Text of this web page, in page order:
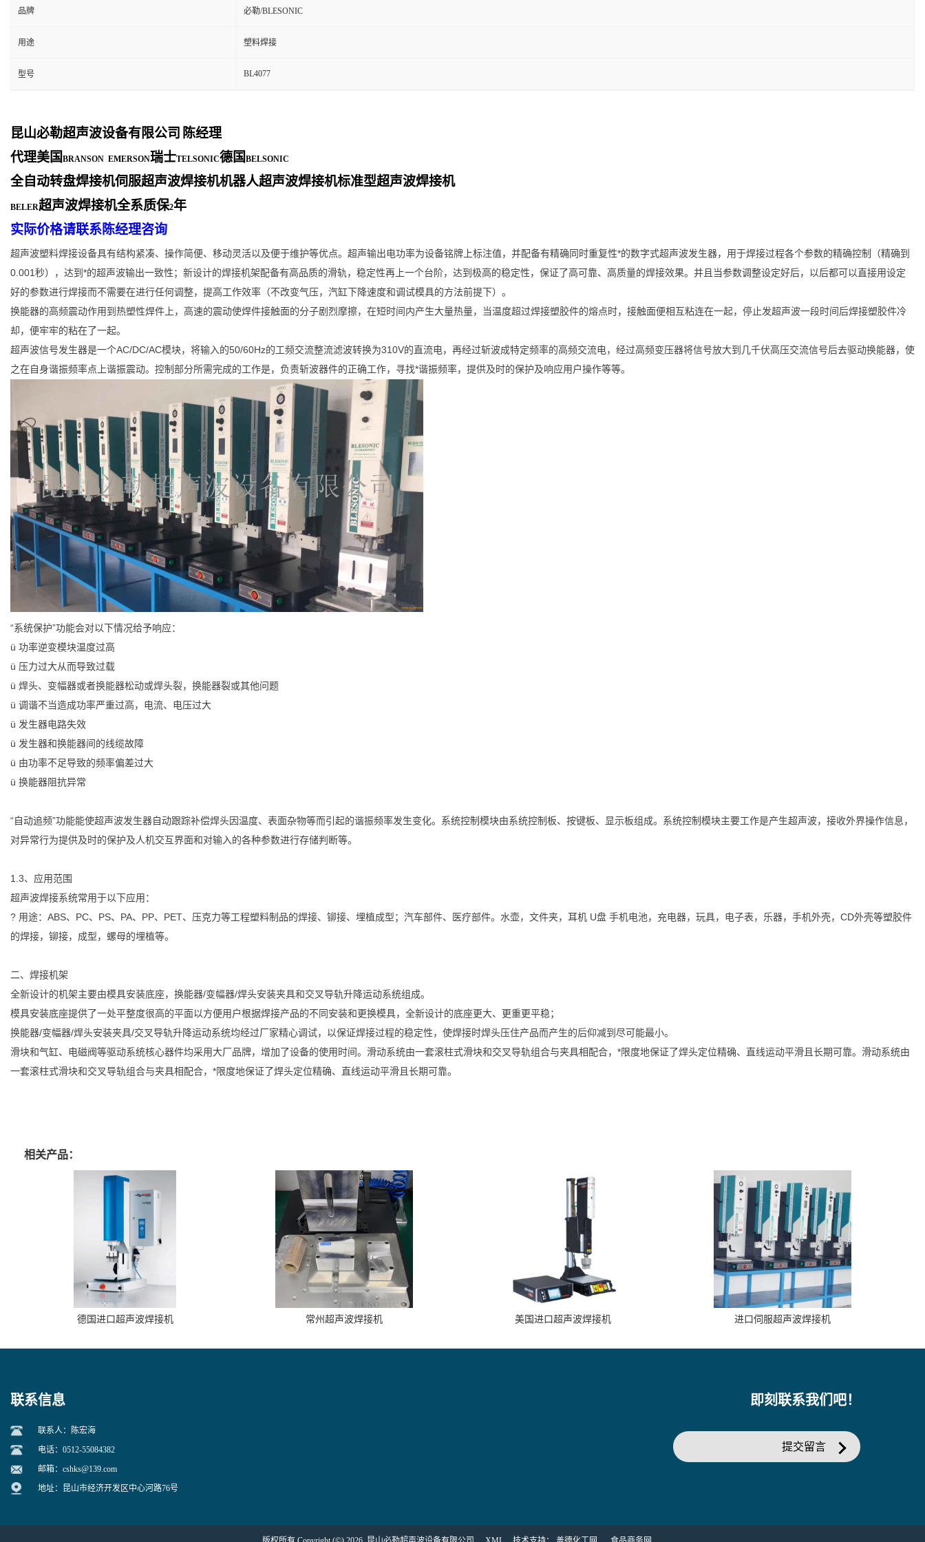
品牌 必勒/BLESONIC
用途 塑料焊接
型号 BL4077
昆山必勒超声波设备有限公司 陈经理
代理美国 BRANSON EMERSON瑞士TELSONIC德国 BELSONIC
全自动转盘焊接机伺服超声波焊接机机器人超声波焊接机标准型超声波焊接机
BELER超声波焊接机全系质保2年
实际价格请联系陈经理咨询
超声波塑料焊接设备具有结构紧凑、操作简便、移动灵活以及便于维护等优点。超声输出电功率为设备铭牌上标注值，并配备有精确同时重复性*的数字式超声波发生器，用于焊接过程各个参数的精确控制（精确到
0.001秒），达到*的超声波输出一致性；新设计的焊接机架配备有高品质的滑轨，稳定性再上一个台阶，达到极高的稳定性，保证了高可靠、高质量的焊接效果。并且当参数调整设定好后，以后都可以直接用设定
好的参数进行焊接而不需要在进行任何调整，提高工作效率（不改变气压，汽缸下降速度和调试模具的方法前提下）。
换能器的高频震动作用到热塑性焊件上，高速的震动使焊件接触面的分子剧烈摩擦，在短时间内产生大量热量，当温度超过焊接塑胶件的熔点时，接触面便相互粘连在一起，停止发超声波一段时间后焊接塑胶件冷
却，便牢牢的粘在了一起。
超声波信号发生器是一个AC/DC/AC模块，将输入的50/60Hz的工频交流整流滤波转换为310V的直流电，再经过斩波成特定频率的高频交流电，经过高频变压器将信号放大到几千伏高压交流信号后去驱动换能器，使
之在自身谐振频率点上谐振震动。控制部分所需完成的工作是，负责斩波器件的正确工作，寻找*谐振频率，提供及时的保护及响应用户操作等等。
“系统保护”功能会对以下情况给予响应：
ü 功率逆变模块温度过高
ü 压力过大从而导致过载
ü 焊头、变幅器或者换能器松动或焊头裂，换能器裂或其他问题
ü 调谐不当造成功率严重过高，电流、电压过大
ü 发生器电路失效
ü 发生器和换能器间的线缆故障
ü 由功率不足导致的频率偏差过大
ü 换能器阻抗异常
“自动追频”功能能使超声波发生器自动跟踪补偿焊头因温度、表面杂物等而引起的谐振频率发生变化。系统控制模块由系统控制板、按键板、显示板组成。系统控制模块主要工作是产生超声波，接收外界操作信息，
对异常行为提供及时的保护及人机交互界面和对输入的各种参数进行存储判断等。
1.3、应用范围
超声波焊接系统常用于以下应用：
? 用途：ABS、PC、PS、PA、PP、PET、压克力等工程塑料制品的焊接、铆接、埋植成型；汽车部件、医疗部件。水壶，文件夹，耳机 U盘 手机电池，充电器，玩具，电子表，乐器，手机外壳，CD外壳等塑胶件
的焊接，铆接，成型，螺母的埋植等。
二、焊接机架
全新设计的机架主要由模具安装底座，换能器/变幅器/焊头安装夹具和交叉导轨升降运动系统组成。
模具安装底座提供了一处平整度很高的平面以方便用户根据焊接产品的不同安装和更换模具，全新设计的底座更大、更重更平稳；
换能器/变幅器/焊头安装夹具/交叉导轨升降运动系统均经过厂家精心调试，以保证焊接过程的稳定性，使焊接时焊头压住产品而产生的后仰减到尽可能最小。
滑块和气缸、电磁阀等驱动系统核心器件均采用大厂品牌，增加了设备的使用时间。 滑动系统由一套滚柱式滑块和交叉导轨组合与夹具相配合，*限度地保证了焊头定位精确、直线运动平滑且长期可靠。 滑动系统由
一套滚柱式滑块和交叉导轨组合与夹具相配合，*限度地保证了焊头定位精确、直线运动平滑且长期可靠。
相关产品：
德国进口超声波焊接机 常州超声波焊接机 美国进口超声波焊接机 进口伺服超声波焊接机
联系信息
联系人：陈宏海
电话：0512-55084382
邮箱： cshks@139.com
地址：昆山市经济开发区中心河路76号
即刻联系我们吧！
提交留言